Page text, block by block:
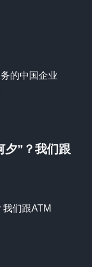
的中国企业
夕”？我们跟